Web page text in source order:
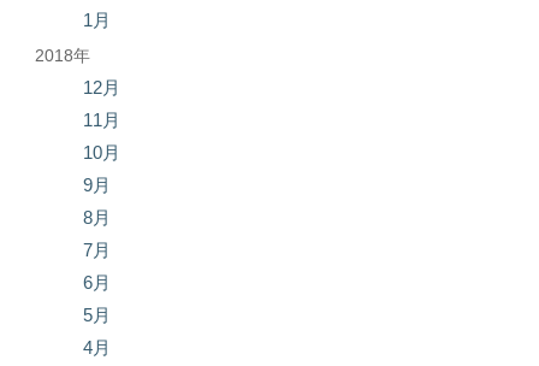
1月
2018年
12月
11月
10月
9月
8月
7月
6月
5月
4月